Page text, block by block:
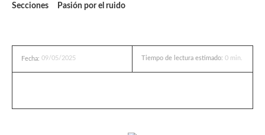
Secciones Pasión por el ruido
Fecha: 09/05/2025 Tiempo de lectura estimado: 0 min.